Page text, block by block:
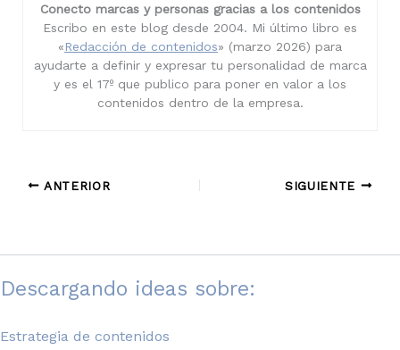
Conecto marcas y personas gracias a los contenidos
Escribo en este blog desde 2004. Mi último libro es
«Redacción de contenidos» (marzo 2026) para
ayudarte a definir y expresar tu personalidad de marca
y es el 17º que publico para poner en valor a los
contenidos dentro de la empresa.
ANTERIOR SIGUIENTE
Descargando ideas sobre:
Estrategia de contenidos